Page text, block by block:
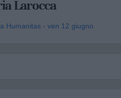
Larocca
Humanitas - ven 12 giugno